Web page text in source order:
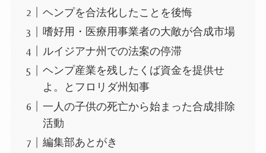
ヘンプを合法化したことを後悔
嗜好用・医療用事業者の大敵が合成市場
ルイジアナ州での法案の停滞
ヘンプ産業を残したくば資金を提供せ
よ。とフロリダ州知事
一人の子供の死亡から始まった合成排除
活動
編集部あとがき